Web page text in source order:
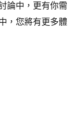
論中，更有你需
，您將有更多體